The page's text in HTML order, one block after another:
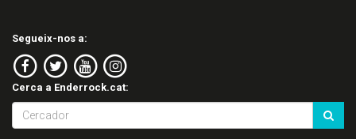
Segueix-nos a:
Cerca a Enderrock.cat: